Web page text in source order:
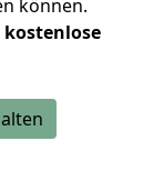
können.
kostenlose